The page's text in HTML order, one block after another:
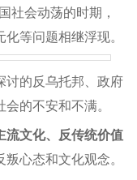
社会动荡的时期，
等问题相继浮现。
讨的反乌托邦、政府
的不安和不满。
流文化、反传统价值
心态和文化观念。